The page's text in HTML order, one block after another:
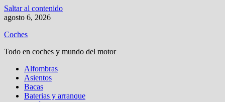
Saltar al contenido
agosto 6, 2026
Coches
Todo en coches y mundo del motor
Alfombras
Asientos
Bacas
Baterias y arranque